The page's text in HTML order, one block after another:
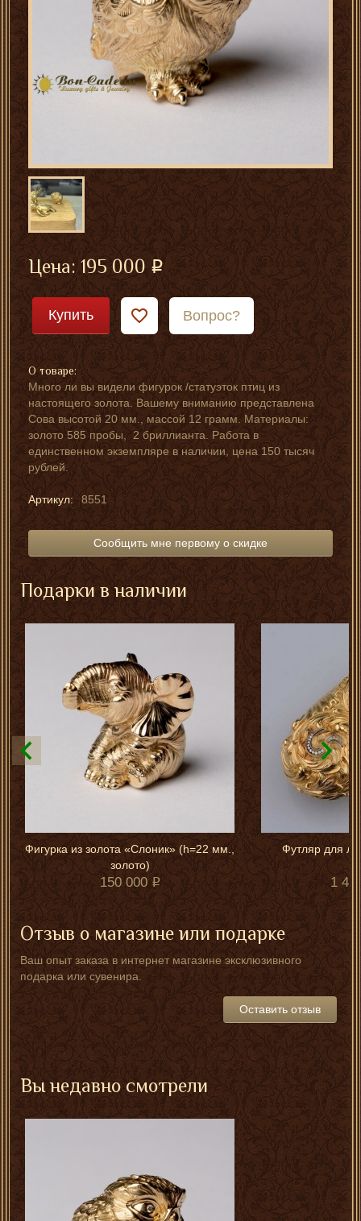
Цена:195 000
Купить Вопрос?
О товаре:
Много ли вы видели фигурок /статуэток птиц из
настоящего золота. Вашему вниманию представлена
Сова высотой 20 мм., массой 12 грамм. Материалы:
золото 585 пробы, 2 бриллианта. Работа в
единственном экземпляре в наличии, цена 150 тысяч
рублей.
Артикул: 8551
Сообщить мне первому о скидке
Подарки в наличии
Фигурка из золота «Слоник» (h=22 мм.,
золото)
150 000
Футляр для
1
Отзыв о магазине или подарке
Ваш опыт заказа в интернет магазине эксклюзивного
подарка или сувенира.
Оставить отзыв
Вы недавно смотрели